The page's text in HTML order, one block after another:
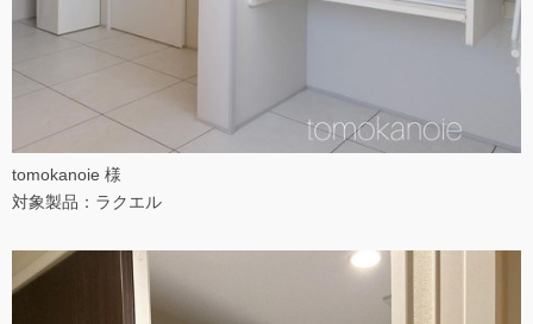
tomokanoie 様
対象製品：ラクエル